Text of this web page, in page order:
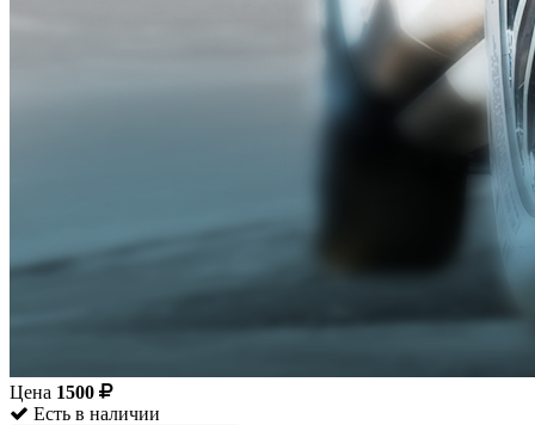
Цена 1500
Есть в наличии